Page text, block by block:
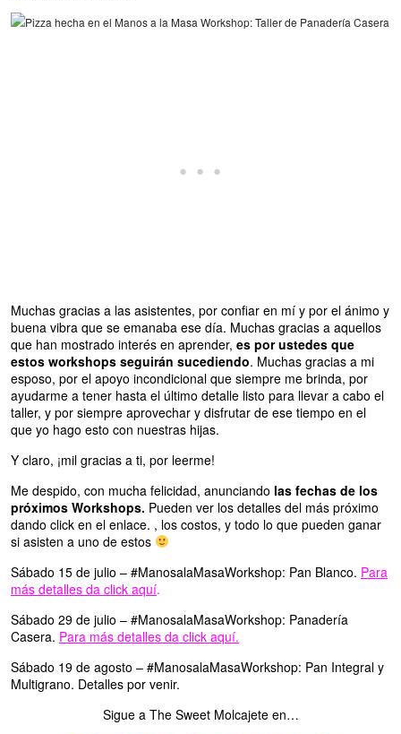
Muchas gracias a las asistentes, por confiar en mí y por el ánimo y
buena vibra que se emanaba ese día. Muchas gracias a aquellos
que han mostrado interés en aprender, es por ustedes que
estos workshops seguirán sucediendo. Muchas gracias a mi
esposo, por el apoyo incondicional que siempre me brinda, por
ayudarme a tener hasta el último detalle listo para llevar a cabo el
taller, y por siempre aprovechar y disfrutar de ese tiempo en el
que yo hago esto con nuestras hijas.
Y claro, ¡mil gracias a ti, por leerme!
Me despido, con mucha felicidad, anunciando las fechas de los
próximos Workshops. Pueden ver los detalles del más próximo
dando click en el enlace. , los costos, y todo lo que pueden ganar
si asisten a uno de estos
Sábado 15 de julio – #ManosalaMasaWorkshop: Pan Blanco. Para
más detalles da click aquí.
Sábado 29 de julio – #ManosalaMasaWorkshop: Panadería
Casera. Para más detalles da click aquí.
Sábado 19 de agosto – #ManosalaMasaWorkshop: Pan Integral y
Multigrano. Detalles por venir.
Sigue a The Sweet Molcajete en…